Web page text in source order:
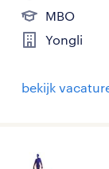
MBO
Yongli
bekijk